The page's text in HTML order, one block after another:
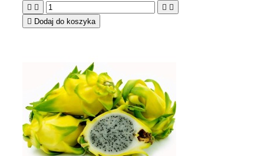
   
 Dodaj do koszyka